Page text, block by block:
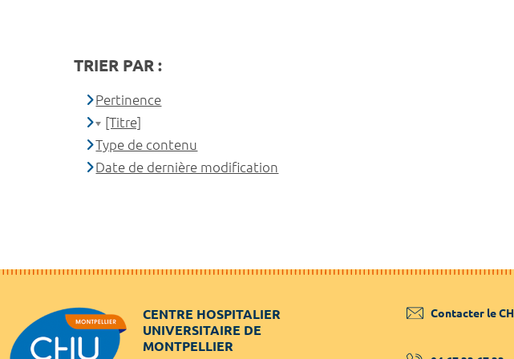
TRIER PAR :
Pertinence
[Titre]
Type de contenu
Date de dernière modification
CENTRE HOSPITALIER
UNIVERSITAIRE DE
MONTPELLIER
Contacter le